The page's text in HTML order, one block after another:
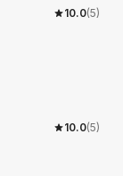
10.0(5)
10.0(5)